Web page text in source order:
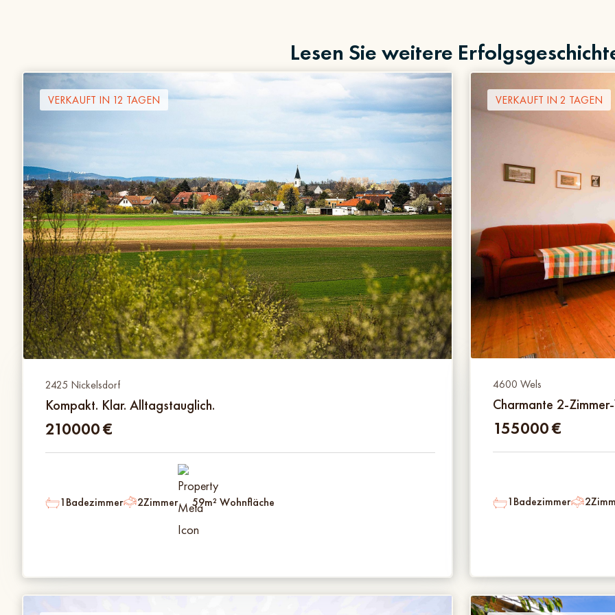
Lesen Sie weitere
VERKAUFT IN 12 TAGEN
2425 Nickelsdorf
Kompakt. Klar. Alltagstauglich.
210000€
1Badezimmer 2Zimmer 59m² Wohnfläche
VERKAUFT IN 2 TAGEN
4600 Wels
Charmante 2-
155000€
1Badezimmer 2